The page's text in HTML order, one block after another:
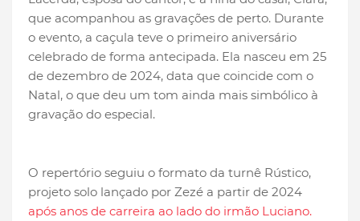
que acompanhou as gravações de perto. Durante
o evento, a caçula teve o primeiro aniversário
celebrado de forma antecipada. Ela nasceu em 25
de dezembro de 2024, data que coincide com o
Natal, o que deu um tom ainda mais simbólico à
gravação do especial.
O repertório seguiu o formato da turnê Rústico,
projeto solo lançado por Zezé a partir de 2024
após anos de carreira ao lado do irmão Luciano.